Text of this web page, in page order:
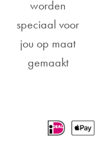
Harmen Veldhuis
Rating: 5/5
Goeďe kwaliteit
Het bord is
Tue Aug 15
worden
speciaal voor
jou op maat
gemaakt